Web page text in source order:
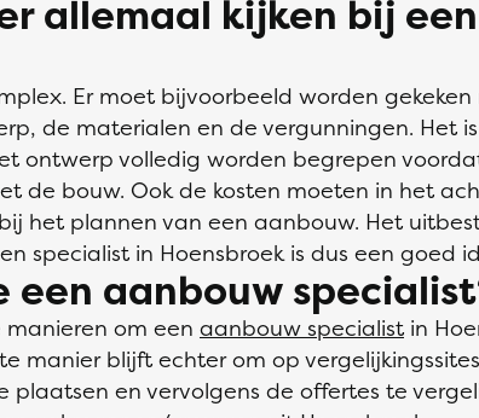
allemaal kijken bij een
Er moet bijvoorbeeld worden
de materialen en de vergunningen. Het
ontwerp volledig worden begrepen
de bouw. Ook de kosten moeten in het
het plannen van een aanbouw. Het
specialist in Hoensbroek is dus een goed
een aanbouw
manieren om een aanbouw specialist in
manier blijft echter om op
plaatsen en vervolgens de offertes te